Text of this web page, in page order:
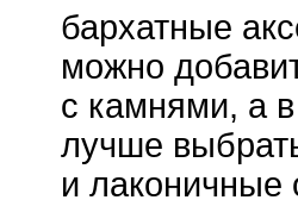
бархатные
можно
с камнями, а
лучше
и лаконичные